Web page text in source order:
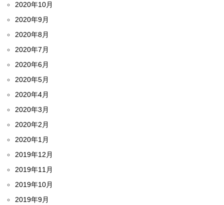
2020年10月
2020年9月
2020年8月
2020年7月
2020年6月
2020年5月
2020年4月
2020年3月
2020年2月
2020年1月
2019年12月
2019年11月
2019年10月
2019年9月